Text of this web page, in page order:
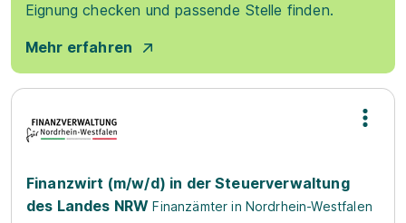
Eignung checken und passende Stelle finden.
Mehr erfahren
Finanzwirt (m/w/d) in der Steuerverwaltung
des Landes NRW Finanzämter in Nordrhein-Westfalen